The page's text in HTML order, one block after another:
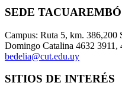
SEDE TACUAREMBÓ
Campus: Ruta 5, km. 386,200
Domingo Catalina 4632 3911,
bedelia@cut.edu.uy
SITIOS DE INTERÉS